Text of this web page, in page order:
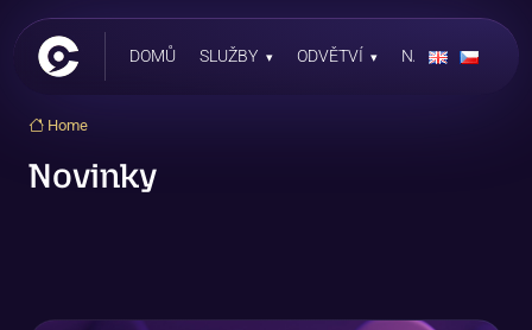
DOMŮ SLUŽBY ODVĚTVÍ NAŠE PRÁCE
Home
Novinky